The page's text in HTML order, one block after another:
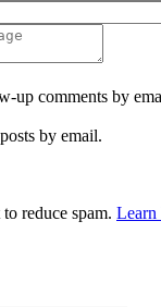
up comments by
by email.
reduce spam. Learn